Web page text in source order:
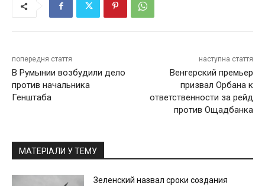
попередня стаття
В Румынии возбудили дело
против начальника
Генштаба
наступна стаття
Венгерский премьер
призвал Орбана к
ответственности за рейд
против Ощадбанка
МАТЕРІАЛИ У ТЕМУ
Зеленский назвал сроки создания